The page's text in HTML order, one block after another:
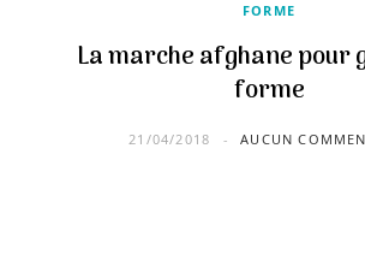
FORME
La marche afghane pour
forme
21/04/2018 AUCUN